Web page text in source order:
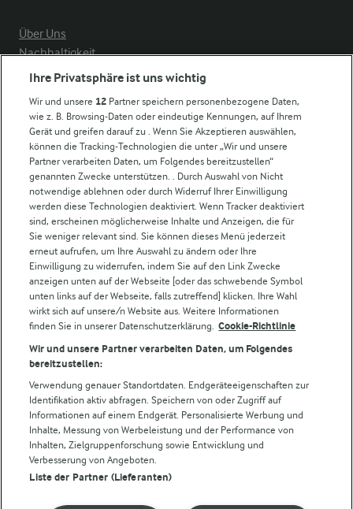
Über Uns
Nachhaltigkeit
Compliance
Arla in anderen Ländern
Weitere Arla Websites
Castello
Lurpak
Arla Pro
Für unsere Landwirt:innen
Folge uns!
Cookie Wahl wieder öffnen
Ihre Privatsphäre ist uns wichtig
Wir und unsere 12 Partner speichern personenbezogene Daten,
wie z. B. Browsing-Daten oder eindeutige Kennungen, auf Ihrem
Gerät und greifen darauf zu . Wenn Sie Akzeptieren auswählen,
können die Tracking-Technologien die unter „Wir und unsere
Partner verarbeiten Daten, um Folgendes bereitzustellen“
genannten Zwecke unterstützen. . Durch Auswahl von Nicht
notwendige ablehnen oder durch Widerruf Ihrer Einwilligung
werden diese Technologien deaktiviert. Wenn Tracker deaktiviert
sind, erscheinen möglicherweise Inhalte und Anzeigen, die für
Sie weniger relevant sind. Sie können dieses Menü jederzeit
erneut aufrufen, um Ihre Auswahl zu ändern oder Ihre
Einwilligung zu widerrufen, indem Sie auf den Link Zwecke
anzeigen unten auf der Webseite [oder das schwebende Symbol
unten links auf der Webseite, falls zutreffend] klicken. Ihre Wahl
wirkt sich auf unsere/n Website aus. Weitere Informationen
finden Sie in unserer Datenschutzerklärung. Cookie-Richtlinie
Wir und unsere Partner verarbeiten Daten, um Folgendes
bereitzustellen:
Verwendung genauer Standortdaten. Endgeräteeigenschaften zur
Identifikation aktiv abfragen. Speichern von oder Zugriff auf
Informationen auf einem Endgerät. Personalisierte Werbung und
Inhalte, Messung von Werbeleistung und der Performance von
Inhalten, Zielgruppenforschung sowie Entwicklung und
Verbesserung von Angeboten.
Liste der Partner (Lieferanten)